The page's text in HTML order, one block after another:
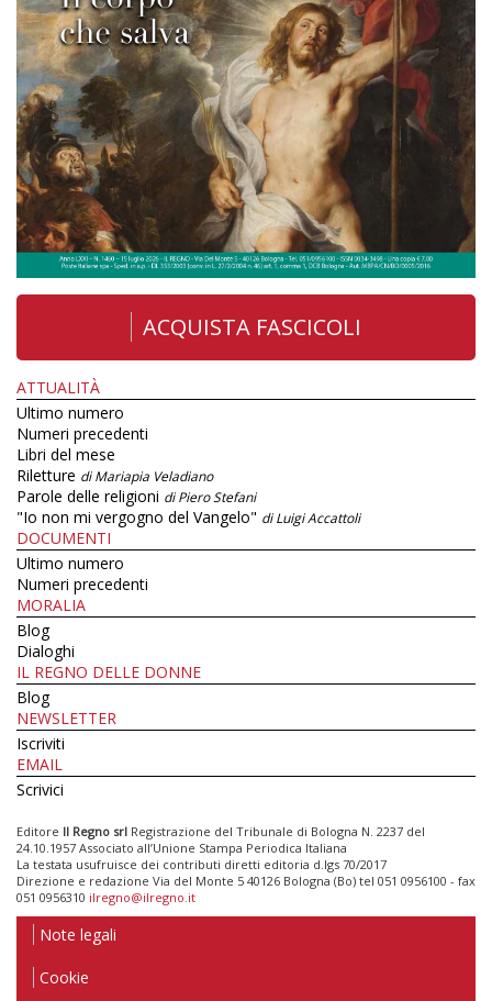
ACQUISTA FASCICOLI
ATTUALITÀ
Ultimo numero
Numeri precedenti
Libri del mese
Riletture di Mariapia Veladiano
Parole delle religioni di Piero Stefani
"Io non mi vergogno del Vangelo" di Luigi Accattoli
DOCUMENTI
Ultimo numero
Numeri precedenti
MORALIA
Blog
Dialoghi
IL REGNO DELLE DONNE
Blog
NEWSLETTER
Iscriviti
EMAIL
Scrivici
Editore Il Regno srl Registrazione del Tribunale di Bologna N. 2237 del
24.10.1957 Associato all’Unione Stampa Periodica Italiana
La testata usufruisce dei contributi diretti editoria d.lgs 70/2017
Direzione e redazione Via del Monte 5 40126 Bologna (Bo) tel 051 0956100 - fax
051 0956310 ilregno@ilregno.it
Note legali
Cookie